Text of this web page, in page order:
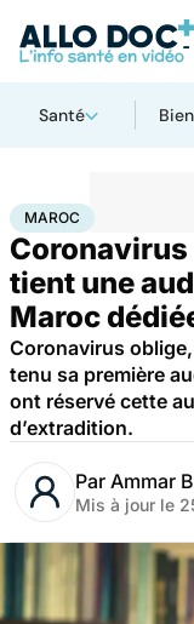
Santé
AccueilSanté
MAROC
Coronavirus
tient une
Maroc
Coronavirus
tenu sa première
ont réservé cette
d’extradition.
Par Ammar
Mis à jour le